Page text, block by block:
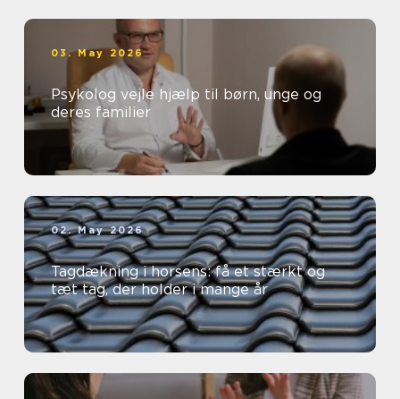
03. May 2026
Psykolog vejle hjælp til børn, unge og
deres familier
02. May 2026
Tagdækning i horsens: få et stærkt og
tæt tag, der holder i mange år